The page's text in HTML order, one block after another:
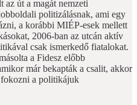
az út a magát nemzeti
politizálásnak, ami egy
a korábbi MIÉP-esek mellett
2006-ban az utcán aktív
csak ismerkedő fiatalokat.
a Fidesz előbb
már bekapták a csalit, akkor
fokozni a politikájuk